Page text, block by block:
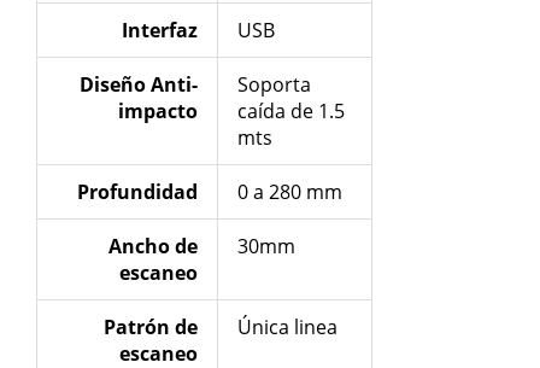
Interfaz USB
Diseño Anti-
impacto
Soporta
caída de 1.5
mts
Profundidad 0 a 280 mm
Ancho de
escaneo
30mm
Patrón de
escaneo
Única linea